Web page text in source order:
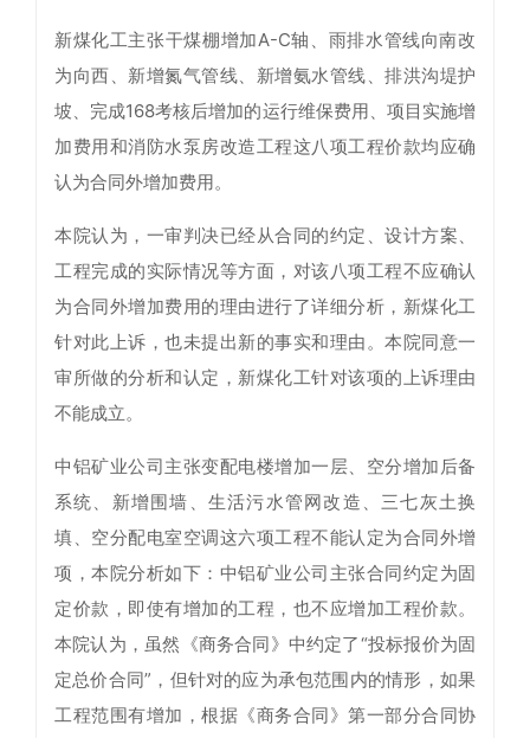
新煤化工主张干煤棚增加A-C轴、雨排水管线向南改
为向西、新增氮气管线、新增氨水管线、排洪沟堤护
坡、完成168考核后增加的运行维保费用、项目实施增
加费用和消防水泵房改造工程这八项工程价款均应确
认为合同外增加费用。
本院认为，一审判决已经从合同的约定、设计方案、
工程完成的实际情况等方面，对该八项工程不应确认
为合同外增加费用的理由进行了详细分析，新煤化工
针对此上诉，也未提出新的事实和理由。本院同意一
审所做的分析和认定，新煤化工针对该项的上诉理由
不能成立。
中铝矿业公司主张变配电楼增加一层、空分增加后备
系统、新增围墙、生活污水管网改造、三七灰土换
填、空分配电室空调这六项工程不能认定为合同外增
项，本院分析如下：中铝矿业公司主张合同约定为固
定价款，即使有增加的工程，也不应增加工程价款。
本院认为，虽然《商务合同》中约定了“投标报价为固
定总价合同”，但针对的应为承包范围内的情形，如果
工程范围有增加，根据《商务合同》第一部分合同协